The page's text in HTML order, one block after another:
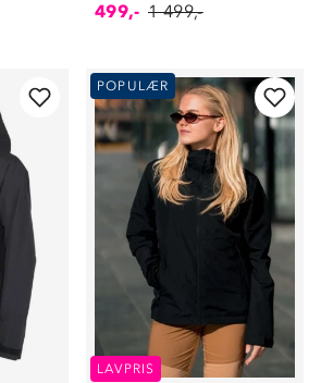
499,- 1 499,-
POPULÆR
LAVPRIS